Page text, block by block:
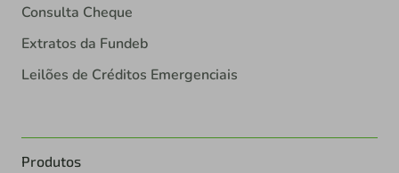
Consulta Cheque
Extratos da Fundeb
Leilões de Créditos Emergenciais
Produtos